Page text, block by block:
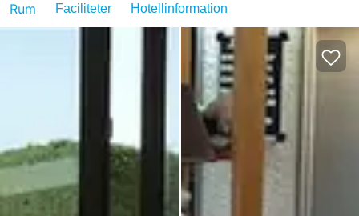
Rum Faciliteter Hotellinformation